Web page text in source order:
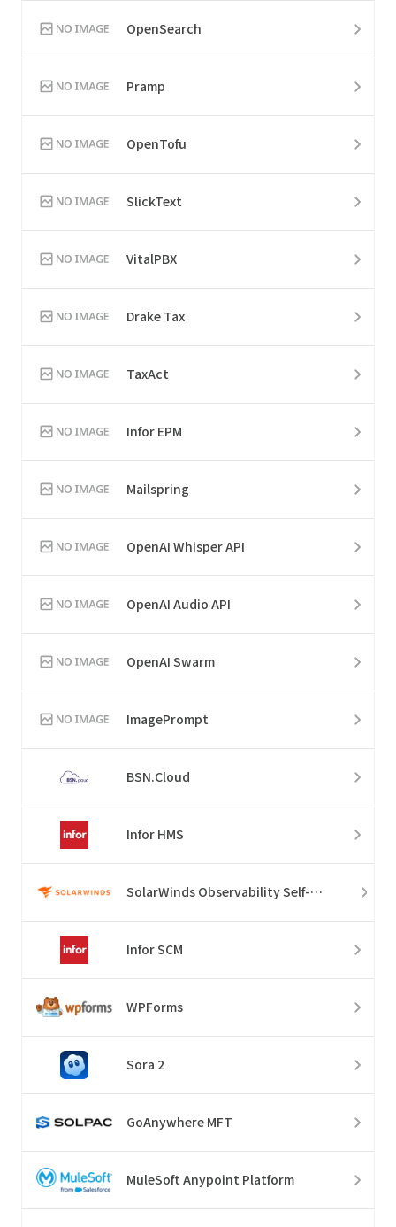
OpenSearch
Pramp
OpenTofu
SlickText
VitalPBX
Drake Tax
TaxAct
Infor EPM
Mailspring
OpenAI Whisper API
OpenAI Audio API
OpenAI Swarm
ImagePrompt
BSN.Cloud
Infor HMS
SolarWinds Observability Self-Hosted
Infor SCM
WPForms
Sora 2
GoAnywhere MFT
MuleSoft Anypoint Platform